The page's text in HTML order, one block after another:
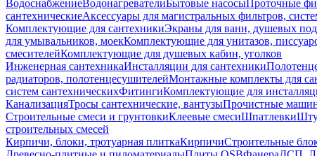
ВодоснабжениеВодонагревателиБытовые насосыПроточные
сантехническиеАксессуары для магистральных фильтров,
Комплектующие для сантехникиЭкраны для ванн, душевых
для умывальников, моекКомплектующие для унитазов,
смесителейКомплектующие для душевых кабин, уголков
Инженерная сантехникаИнсталляции для сантехники
радиаторов, полотенцесушителейМонтажные комплекты для
систем сантехническихФитингиКомплектующие для
КанализацияТросы сантехнические, вантузыПрочистные
Строительные смеси и грунтовкиКлеевые смесиШпатлевки
строительных смесей
Кирпичи, блоки, тротуарная плиткаКирпичиСтроительные